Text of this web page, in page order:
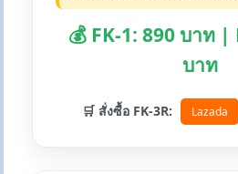
💰 FK-1: 890 บาท |
บาท
🛒 สั่งซื้อ FK-3R: Lazada